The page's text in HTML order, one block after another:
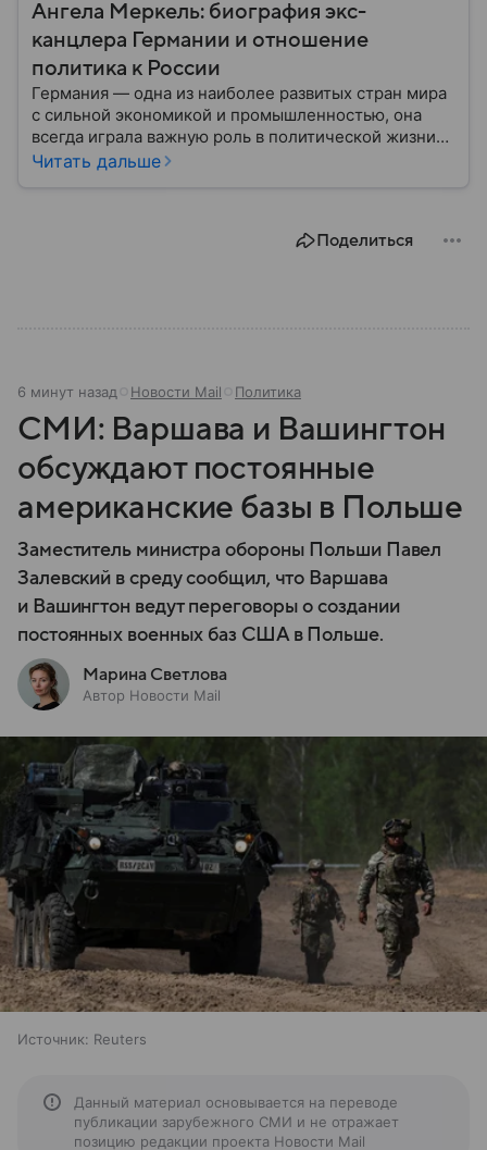
Ангела Меркель: биография экс-
канцлера Германии и отношение
политика к России
Германия — одна из наиболее развитых стран мира
с сильной экономикой и промышленностью, она
всегда играла важную роль в политической жизни
Европы. И в XXI веке дольше всех этим
Читать дальше
Поделиться
6 минут назад Новости Mail Политика
СМИ: Варшава и Вашингтон
обсуждают постоянные
американские базы в Польше
Заместитель министра обороны Польши Павел
Залевский в среду сообщил, что Варшава
и Вашингтон ведут переговоры о создании
постоянных военных баз США в Польше.
Марина Светлова
Автор Новости Mail
Источник: Reuters
Данный материал основывается на переводе
публикации зарубежного СМИ и не отражает
позицию редакции проекта Новости Mail